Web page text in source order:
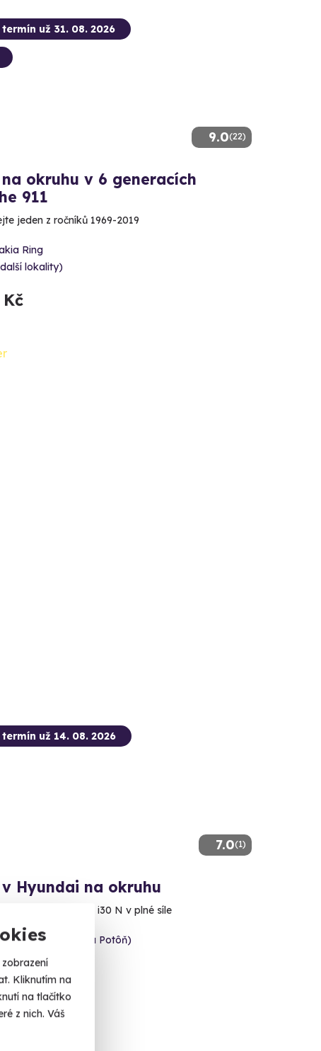
Kliknutím na
na tlačítko
z nich. Váš
9.0(22)
už 31. 08. 2026
okruhu v 6 generacích
911
jeden z ročníků 1969-2019
Ring
lokality)
7.0(1)
už 14. 08. 2026
Hyundai na okruhu
Hyundai i20 N či i30 N v plné síle
Ring (Orechová Potôň)
další lokality)